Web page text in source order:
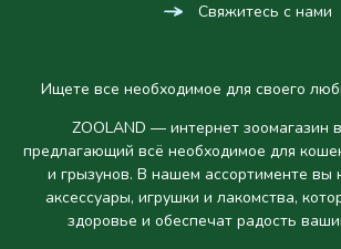
Свяжитесь с нами
Ищете все необходимое для своего
ZOOLAND — интернет зоомагазин
предлагающий всё необходимое для
и грызунов. В нашем ассортименте вы
аксессуары, игрушки и лакомства,
здоровье и обеспечат радость